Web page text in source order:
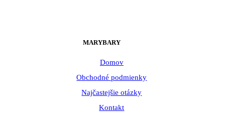
MARYBARY
Domov
Obchodné podmienky
Najčastejšie otázky
Kontakt